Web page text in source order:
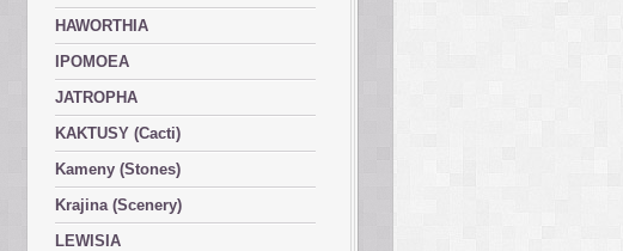
HAWORTHIA
IPOMOEA
JATROPHA
KAKTUSY (Cacti)
Kameny (Stones)
Krajina (Scenery)
LEWISIA